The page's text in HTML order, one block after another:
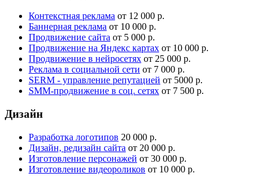
Контекстная реклама от 12 000 р.
Баннерная реклама от 10 000 р.
Продвижение сайта от 5 000 р.
Продвижение на Яндекс картах от 10 000 р.
Продвижение в нейросетях от 25 000 р.
Реклама в социальной сети от 7 000 р.
SERM - управление репутацией от 5000 р.
SMM-продвижение в соц. сетях от 7 500 р.
Дизайн
Разработка логотипов 20 000 р.
Дизайн, редизайн сайта от 20 000 р.
Изготовление персонажей от 30 000 р.
Изготовление видеороликов от 10 000 р.